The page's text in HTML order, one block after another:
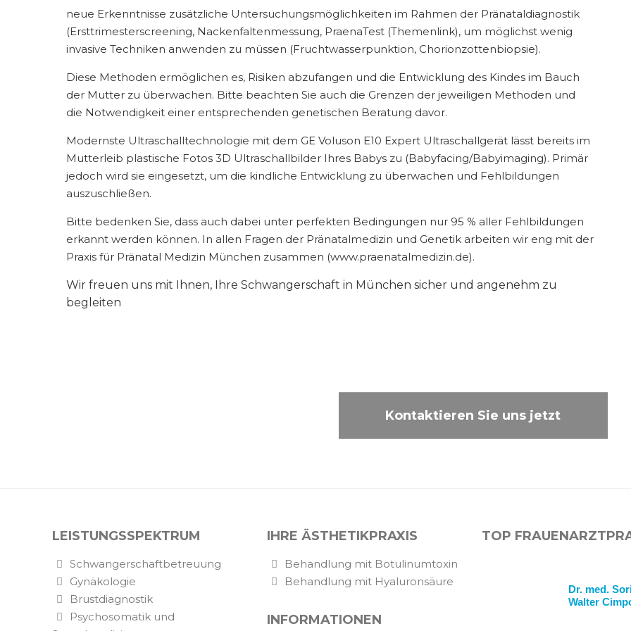
neue Erkenntnisse zusätzliche Untersuchungsmöglichkeiten im Rahmen der Pränataldiagnostik
(Ersttrimesterscreening, Nackenfaltenmessung, PraenaTest (Themenlink), um möglichst wenig
invasive Techniken anwenden zu müssen (Fruchtwasserpunktion, Chorionzottenbiopsie).
Diese Methoden ermöglichen es, Risiken abzufangen und die Entwicklung des Kindes im Bauch
der Mutter zu überwachen. Bitte beachten Sie auch die Grenzen der jeweiligen Methoden und
die Notwendigkeit einer entsprechenden genetischen Beratung davor.
Modernste Ultraschalltechnologie mit dem GE Voluson E10 Expert Ultraschallgerät lässt bereits im
Mutterleib plastische Fotos 3D Ultraschallbilder Ihres Babys zu (Babyfacing/Babyimaging). Primär
jedoch wird sie eingesetzt, um die kindliche Entwicklung zu überwachen und Fehlbildungen
auszuschließen.
Bitte bedenken Sie, dass auch dabei unter perfekten Bedingungen nur 95 % aller Fehlbildungen
erkannt werden können. In allen Fragen der Pränatalmedizin und Genetik arbeiten wir eng mit der
Praxis für Pränatal Medizin München zusammen (www.praenatalmedizin.de).
Wir freuen uns mit Ihnen, Ihre Schwangerschaft in München sicher und angenehm zu
begleiten
Kontaktieren Sie uns jetzt
LEISTUNGSSPEKTRUM
Schwangerschaftbetreuung
Gynäkologie
Brustdiagnostik
Psychosomatik und
IHRE ÄSTHETIKPRAXIS
Behandlung mit Botulinumtoxin
Behandlung mit Hyaluronsäure
INFORMATIONEN
TOP
Dr. med.
Walter